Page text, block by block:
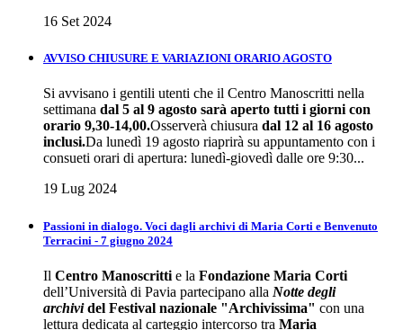
16 Set 2024
AVVISO CHIUSURE E VARIAZIONI ORARIO AGOSTO
Si avvisano i gentili utenti che il Centro Manoscritti nella
settimana dal 5 al 9 agosto sarà aperto tutti i giorni con
orario 9,30-14,00.Osserverà chiusura dal 12 al 16 agosto
inclusi.Da lunedì 19 agosto riaprirà su appuntamento con i
consueti orari di apertura: lunedì-giovedì dalle ore 9:30...
19 Lug 2024
Passioni in dialogo. Voci dagli archivi di Maria Corti e Benvenuto
Terracini - 7 giugno 2024
Il Centro Manoscritti e la Fondazione Maria Corti
dell’Università di Pavia partecipano alla Notte degli
archividel Festival nazionale "Archivissima" con una
lettura dedicata al carteggio intercorso tra Maria